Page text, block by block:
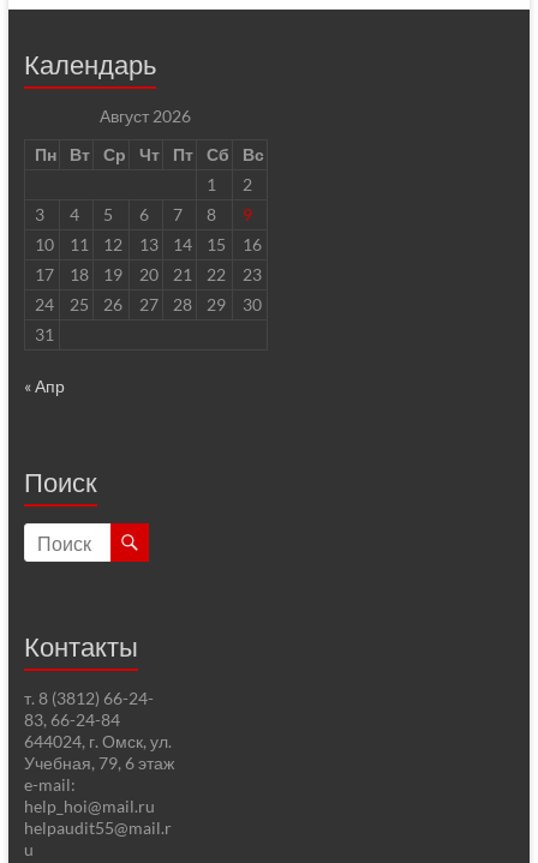
Календарь
Август 2026
Пн
Вт Ср Чт Пт Сб
Вс
1
2
3
4 5 6 7 8
9
10
11 12 13 14 15
16
17
18 19 20 21 22
23
24
25 26 27 28 29
30
31
« Апр
Поиск
Контакты
т. 8 (3812) 66-24-
83, 66-24-84
644024, г. Омск, ул.
Учебная, 79, 6 этаж
e-mail:
help_hoi@mail.ru
helpaudit55@mail.r
u